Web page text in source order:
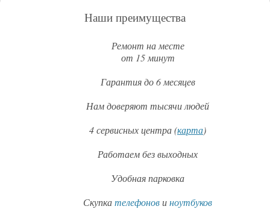
Наши преимущества
Ремонт на месте
от 15 минут
Гарантия до 6 месяцев
Нам доверяют тысячи людей
4 сервисных центра (карта)
Работаем без выходных
Удобная парковка
Скупкателефоновиноутбуков